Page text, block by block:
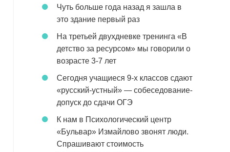
Чуть больше года назад я зашла в
это здание первый раз
На третьей двухдневке тренинга «В
детство за ресурсом» мы говорили о
возрасте 3-7 лет
Сегодня учащиеся 9-х классов сдают
«русский-устный» — собеседование-
допуск до сдачи ОГЭ
К нам в Психологический центр
«Бульвар» Измайлово звонят люди.
Спрашивают стоимость